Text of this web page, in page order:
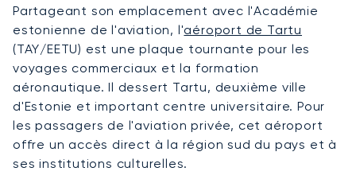
Partageant son emplacement avec l'Académie
estonienne de l'aviation, l'aéroport de Tartu
(TAY/EETU) est une plaque tournante pour les
voyages commerciaux et la formation
aéronautique. Il dessert Tartu, deuxième ville
d'Estonie et important centre universitaire. Pour
les passagers de l'aviation privée, cet aéroport
offre un accès direct à la région sud du pays et à
ses institutions culturelles.